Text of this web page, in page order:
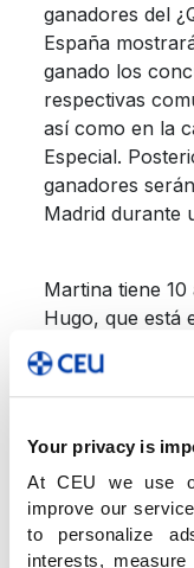
Your privacy is
At CEU we use
improve our
to personalize
interests,
ganadores del
España
ganado los
respectivas
así como en la
Especial.
ganadores
Madrid durante
Martina tiene
Hugo, que está
Infantil. Según
alumna brillante
y responsable.
y hacer
Es una niña
mucho jugar